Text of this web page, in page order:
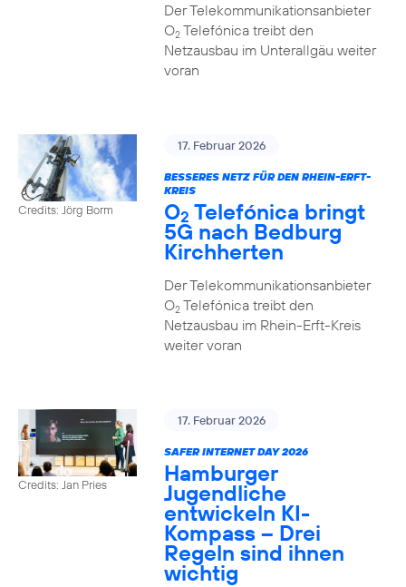
Der Telekommunikationsanbieter
O2Telefónica treibt den
Netzausbau im Unterallgäu weiter
voran
Credits: Jörg Borm
17. Februar 2026
BESSERES NETZ FÜR DEN RHEIN-ERFT-
KREIS
O2 Telefónica bringt
5G nach Bedburg
Kirchherten
Der Telekommunikationsanbieter
O2Telefónica treibt den
Netzausbau im Rhein-Erft-Kreis
weiter voran
Credits: Jan Pries
17. Februar 2026
SAFER INTERNET DAY 2026
Hamburger
Jugendliche
entwickeln KI-
Kompass – Drei
Regeln sind ihnen
wichtig